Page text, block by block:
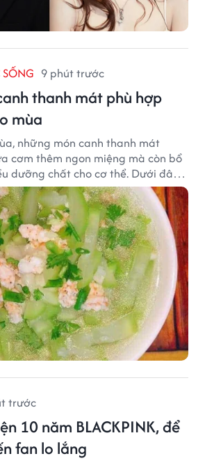
9 phút trước
thanh mát phù hợp
mùa
những món canh thanh mát
cơm thêm ngon miệng mà còn bổ
dưỡng chất cho cơ thể. Dưới đây
đơn giản, dễ nấu, phù hợp cho cả
trước
10 năm BLACKPINK, để
fan lo lắng